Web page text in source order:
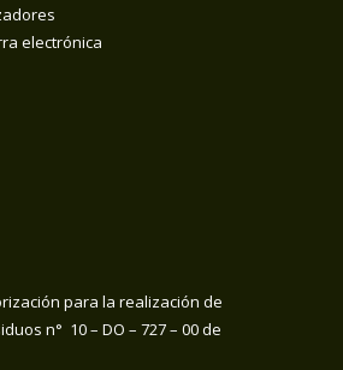
electrónica
para la realización de
n° 10 – DO – 727 – 00 de